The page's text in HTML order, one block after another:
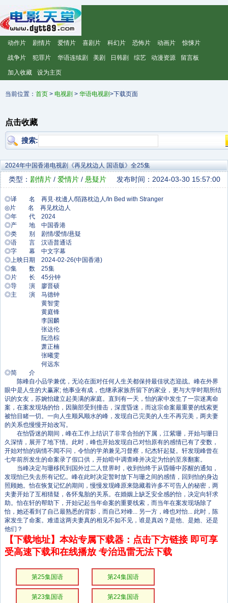
动作片 剧情片 爱情片 喜剧片 科幻片 恐怖片 动画片 惊悚片
战争片 犯罪片 华语连续剧 美剧 日韩剧 综艺 动漫资源 留言板
加入收藏 设为主页
当前位置： 首页 > 电视剧 > 华语电视剧>下载页面
点击收藏
搜索:
2024年中国香港电视剧《再见枕边人 国语版》全25集
类型： 剧情片 / 爱情片 / 悬疑片 发布时间：2024-03-30 15:57:00
◎译 名 再見·枕邊人/陌路枕边人/In Bed with Stranger
◎片 名 再见枕边人
◎年 代 2024
◎产 地 中国香港
◎类 别 剧情/爱情/悬疑
◎语 言 汉语普通话
◎字 幕 中文字幕
◎上映日期 2024-02-26(中国香港)
◎集 数 25集
◎片 长 45分钟
◎导 演 廖晋硕
◎主 演 马德钟
黄智雯
黄庭锋
李国麟
张达伦
阮浩棕
萧正楠
张曦雯
何远东
◎简 介
陈峰自小品学兼优，无论在面对任何人生关都保持最佳状态迎战。峰在外界
眼中是人生的大赢家; 他事业有成，也继承家族所留下的家业，更与大学时期所结
识的女友，苏婉怡建立起美满的家庭。直到有一天，怡的家中发生了一宗迷离命
案，在案发现场的怡，因脑部受到撞击，深度昏迷，而这宗命案最重要的线索更
被怡目睹一切。一向人生顺风顺水的峰，发现自己完美的人生不再完美，两夫妻
的关系也慢慢开始改写。
在怡昏迷的期间，峰在工作上结识了非常合拍的下属，江紫珊，开始与珊日
久深情，展开了地下情。此时，峰也开始发现自己对怡原有的感情已有了变数，
开始对怡的病情不闻不问，令怡的学弟兼见习督察，纪杰轩起疑。轩发现峰曾在
七年前所发生的命案录了假口供，开始暗中调查峰并决定为怡的至亲翻案。
当峰决定与珊移民到国外过二人世界时，收到怡终于从昏睡中苏醒的通知，
发现怡已失去所有记忆。峰在此时决定暂时放下与珊之间的感情，回到怡的身边
照顾她。怡在恢复记忆的期间，慢慢发现峰原来隐藏着许多不可告人的秘密，两
夫妻开始了互相猜疑，各怀鬼胎的关系。在婚姻上缺乏安全感的怡，决定向轩求
助。怡在轩的帮助下，开始记起当年命案的重要线索，而当年在案发现场除了
怡，她还看到了自己最熟悉的背影，而自己对峰... 另一方，峰也对怡... 此时，陈
家发生了命案。难道这两夫妻真的相见不如不见，谁是真凶？是他、是她、还是
他们？
【下载地址】本站专属下载器：点击下方链接 即可享
受高速下载和在线播放 专治迅雷无法下载
第25集国语 第24集国语
第23集国语 第22集国语